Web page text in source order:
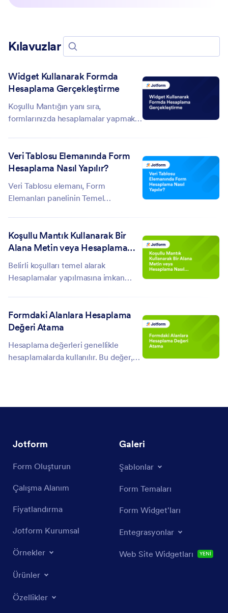
Kılavuzlar Kılavuzlarda Ara
Widget Kullanarak Formda
Hesaplama Gerçekleştirme
Koşullu Mantığın yanı sıra,
formlarınızda hesaplamalar yapmak
widgetını kurmak için Form
Oluşturucu’da sol taraftaki...
Veri Tablosu Elemanında Form
Hesaplama Nasıl Yapılır?
Veri Tablosu elemanı, Form
Elemanları panelinin Temel
derecelendirme soruları içeren bir
anket oluşturacağız ve ardından Form
Koşullu Mantık Kullanarak Bir
Alana Metin veya Hesaplama
Nasıl Eklenir
Belirli koşulları temel alarak
Hesaplamalar yapılmasına imkan
ederek deneyebilirsiniz: 1. Form
Oluşturma Aracı’nda, turuncu bar
Formdaki Alanlara Hesaplama
Değeri Atama
Hesaplama değerleri genellikle
hesaplamalarda kullanılır. Bu değer,
kullanılabilir: Çoklu Seçim Alanı
Jotform
Form Oluşturun
Çalışma Alanım
Fiyatlandırma
Jotform Kurumsal
Örnekler
Ürünler
Özellikler
Galeri
Şablonlar
Form Temaları
Form Widget'ları
Entegrasyonlar
Web Site Widgetları YENİ